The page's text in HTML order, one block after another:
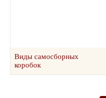
Виды самосборных
коробок